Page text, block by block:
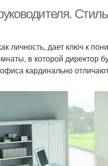
личность, дает ключ к
в которой директор
кардинально